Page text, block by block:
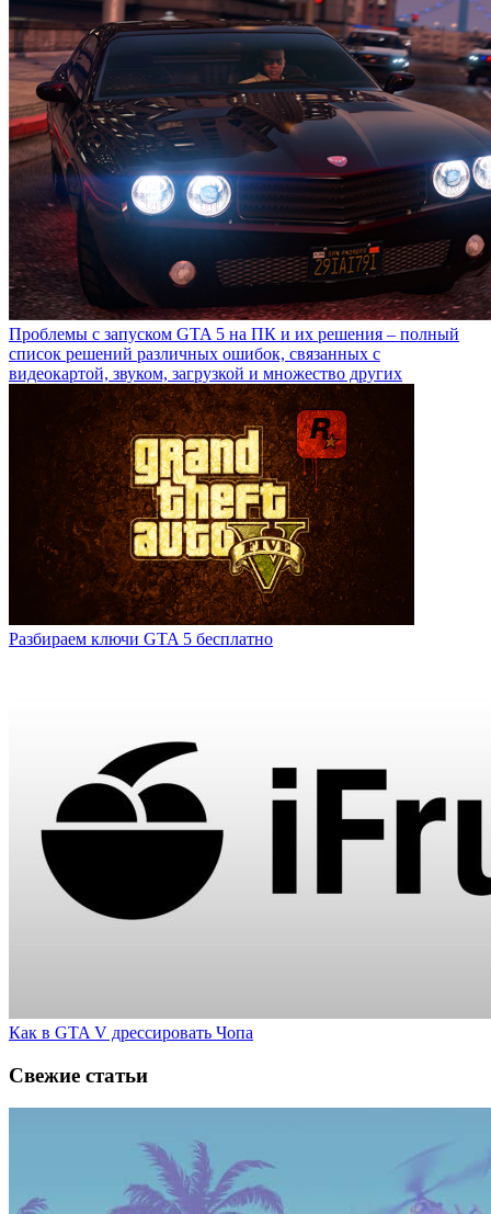
Проблемы с запуском GTA 5 на ПК и их решения – полный
список решений различных ошибок, связанных с
видеокартой, звуком, загрузкой и множество других
Разбираем ключи GTA 5 бесплатно
Как в GTA V дрессировать Чопа
Свежие статьи